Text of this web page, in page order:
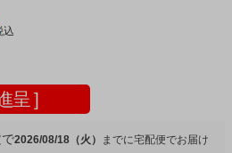
込
呈 ]
2026/08/18（火） 宅配便